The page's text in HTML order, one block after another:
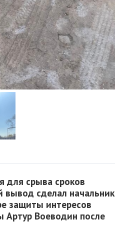
для срыва сроков
вывод сделал начальник
защиты интересов
Артур Воеводин после